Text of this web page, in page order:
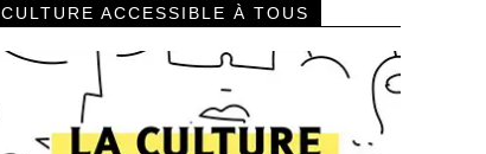
CULTURE ACCESSIBLE À TOUS